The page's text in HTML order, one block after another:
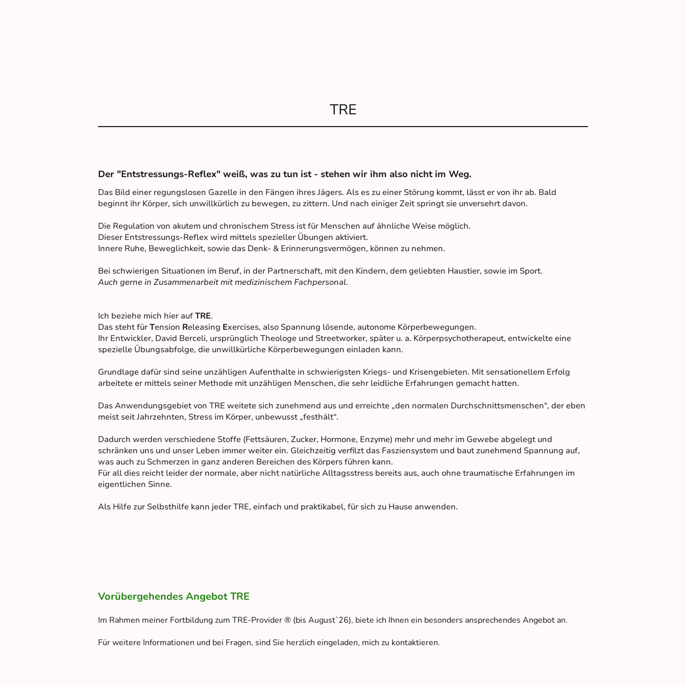
TRE
Der "Entstressungs-Reflex" weiß, was zu tun ist - stehen wir ihm also nicht im Weg.
Das Bild einer regungslosen Gazelle in den Fängen ihres Jägers. Als es zu einer Störung kommt, lässt er von ihr ab. Bald
beginnt ihr Körper, sich unwillkürlich zu bewegen, zu zittern. Und nach einiger Zeit springt sie unversehrt davon.
Die Regulation von akutem und chronischem Stress ist für Menschen auf ähnliche Weise möglich.
Dieser Entstressungs-Reflex wird mittels spezieller Übungen aktiviert.
Innere Ruhe, Beweglichkeit, sowie das Denk- & Erinnerungsvermögen, können zu nehmen.
Bei schwierigen Situationen im Beruf, in der Partnerschaft, mit den Kindern, dem geliebten Haustier, sowie im Sport.
Auch gerne in Zusammenarbeit mit medizinischem Fachpersonal.
Ich beziehe mich hier aufTRE.
Das steht fürTension Releasing Exercises, also Spannung lösende, autonome Körperbewegungen.
Ihr Entwickler, David Berceli, ursprünglich Theologe und Streetworker, später u. a. Körperpsychotherapeut, entwickelte eine
spezielle Übungsabfolge, die unwillkürliche Körperbewegungen einladen kann.
Grundlage dafür sind seine unzähligen Aufenthalte in schwierigsten Kriegs- und Krisengebieten. Mit sensationellem Erfolg
arbeitete er mittels seiner Methode mit unzähligen Menschen, die sehr leidliche Erfahrungen gemacht hatten.
Das Anwendungsgebiet von TRE weitete sich zunehmend aus und erreichte „den normalen Durchschnittsmenschen“, der eben
meist seit Jahrzehnten, Stress im Körper, unbewusst „festhält“.
Dadurch werden verschiedene Stoffe (Fettsäuren, Zucker, Hormone, Enzyme) mehr und mehr im Gewebe abgelegt und
schränken uns und unser Leben immer weiter ein. Gleichzeitig verfilzt das Fasziensystem und baut zunehmend Spannung auf,
was auch zu Schmerzen in ganz anderen Bereichen des Körpers führen kann.
Für all dies reicht leider der normale, aber nicht natürliche Alltagsstress bereits aus, auch ohne traumatische Erfahrungen im
eigentlichen Sinne.
Als Hilfe zur Selbsthilfe kann jeder TRE, einfach und praktikabel, für sich zu Hause anwenden.
Vorübergehendes Angebot TRE
Im Rahmen meiner Fortbildung zum TRE-Provider® (bis August`26), biete ich Ihnen ein besonders ansprechendes Angebot an.
Für weitere Informationen und bei Fragen, sind Sie herzlich eingeladen, mich zu kontaktieren.